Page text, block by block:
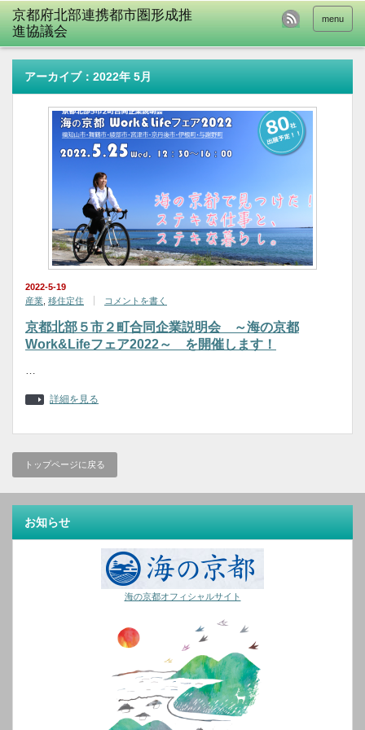
menu
アーカイブ：2022年 5月
2022-5-19
産業 移住定住 コメントを書く
京都北部５市２町合同企業説明会 ～海の京都
Work&Lifeフェア2022～ を開催します！
…
詳細を見る
トップページに戻る
お知らせ
海の京都オフィシャルサイト